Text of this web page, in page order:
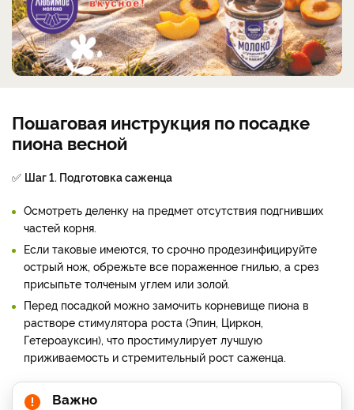
Пошаговая инструкция по посадке
пиона весной
✅ Шаг 1. Подготовка саженца
Осмотреть деленку на предмет отсутствия подгнивших
частей корня.
Если таковые имеются, то срочно продезинфицируйте
острый нож, обрежьте все пораженное гнилью, а срез
присыпьте толченым углем или золой.
Перед посадкой можно замочить корневище пиона в
растворе стимулятора роста (Эпин, Циркон,
Гетероауксин), что простимулирует лучшую
приживаемость и стремительный рост саженца.
Важно